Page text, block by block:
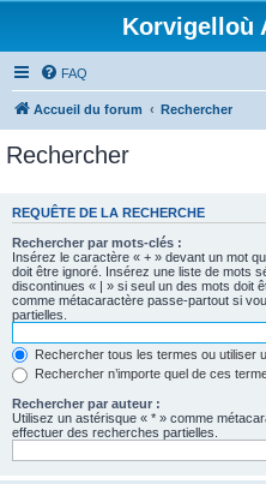
Korvigelloù
FAQ
Accueil du forum Rechercher
Rechercher
REQUÊTE DE LA RECHERCHE
Rechercher par mots-clés :
Insérez le caractère « + » devant un mot
doit être ignoré. Insérez une liste de mots
discontinues « | » si seul un des mots doit
comme métacaractère passe-partout si
partielles.
Rechercher tous les termes ou utiliser
Rechercher n’importe quel de ces
Rechercher par auteur :
Utilisez un astérisque « * » comme
effectuer des recherches partielles.